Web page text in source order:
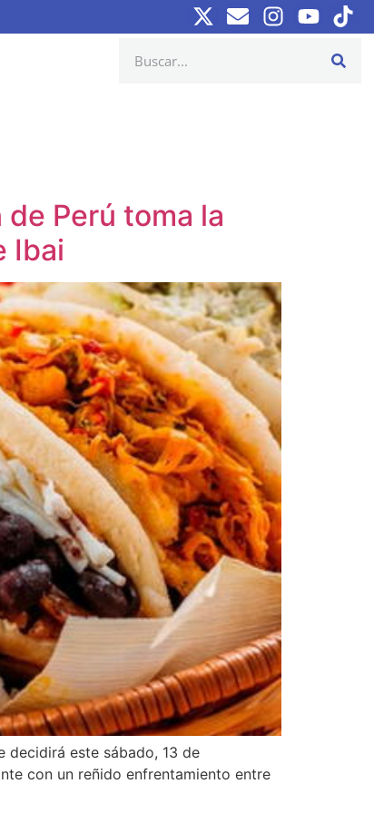
Perú toma la
Ibai
decidirá este sábado, 13 de
con un reñido enfrentamiento entre